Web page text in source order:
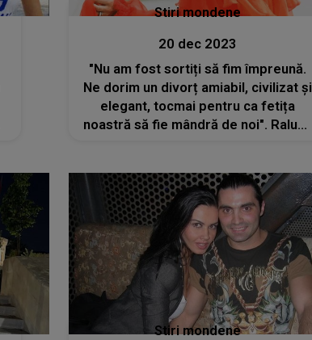
Stiri mondene
20 dec 2023
"Nu am fost sortiți să fim împreună.
Ne dorim un divorț amiabil, civilizat și
elegant, tocmai pentru ca fetița
noastră să fie mândră de noi". Raluca
separat de Ibrahim Ibru
Stiri mondene